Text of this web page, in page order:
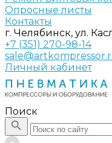
Опросные листы
Контакты
г. Челябинск, ул.
+7 (351) 270-98-14
Личный кабинет
Поиск